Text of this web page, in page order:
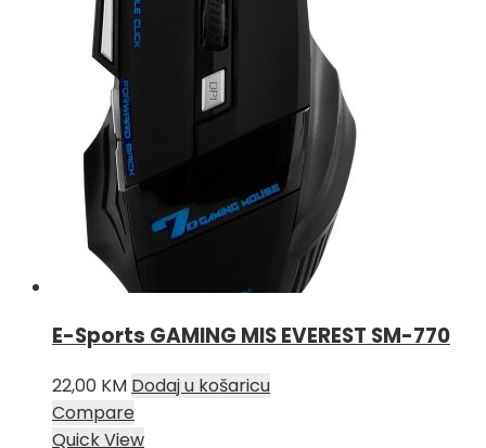
E-Sports GAMING MIS EVEREST SM-770
22,00 KM Dodaj u košaricu
Compare
Quick View